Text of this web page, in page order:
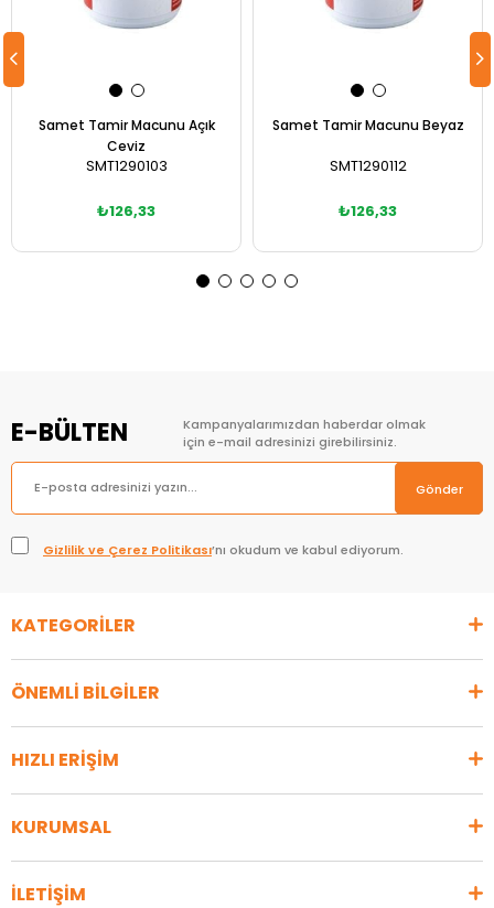
Samet Tamir Macunu Açık
Ceviz
SMT1290103
₺126,33
Samet Tamir Macunu Beyaz
SMT1290112
₺126,33
E-BÜLTEN
Kampanyalarımızdan haberdar olmak
için e-mail adresinizi girebilirsiniz.
Gönder
Gizlilik ve Çerez Politikası’nı okudum ve kabul ediyorum.
KATEGORİLER
ÖNEMLİ BİLGİLER
HIZLI ERİŞİM
KURUMSAL
İLETİŞİM